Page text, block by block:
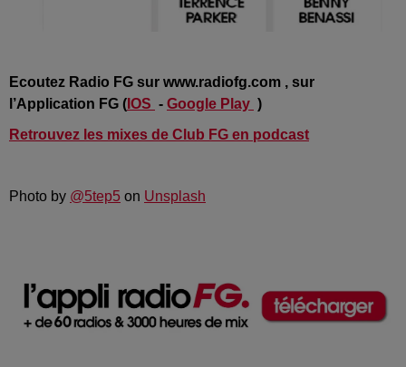
Ecoutez Radio FG sur www.radiofg.com , sur
l’Application FG ( IOS - Google Play )
Retrouvez les mixes de Club FG en podcast
Photo by @5tep5 on Unsplash